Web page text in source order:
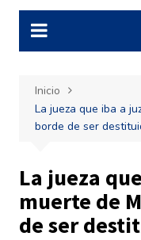
Inicio
La jueza que iba a
borde de ser
La jueza
muerte de
de ser